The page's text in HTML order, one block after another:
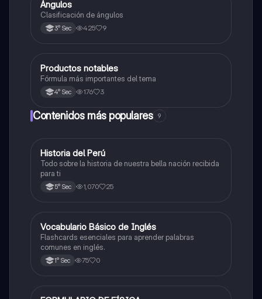
Matemáticas
Ángulos
Clasificación de ángulos
3° Sec 425 9
Matemáticas
Productos notables
Fórmula más importantes del tema
4° Sec 176 3
Contenidos más populares 9
Ciencias Sociales
Historia del Perú
Todo sobre la historia de nuestra bella nación recibida
para ti
5° Sec 1,070 25
VInglés
Vocabulario Básico de Inglés
Flashcards esenciales para aprender palabras
comunes en inglés.
1° Sec 75 0